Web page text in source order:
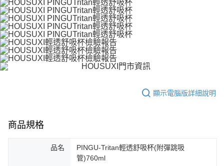
顯示電腦版詳細說明
商品規格
品名
PINGU-Tritan輕透舒吸杯(附彈跳吸
管)760ml